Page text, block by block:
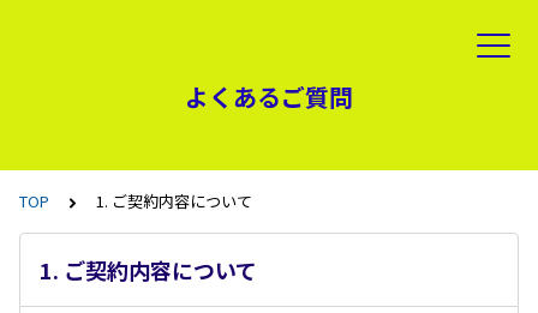
よくあるご質問
TOP 1. ご契約内容について
1. ご契約内容について